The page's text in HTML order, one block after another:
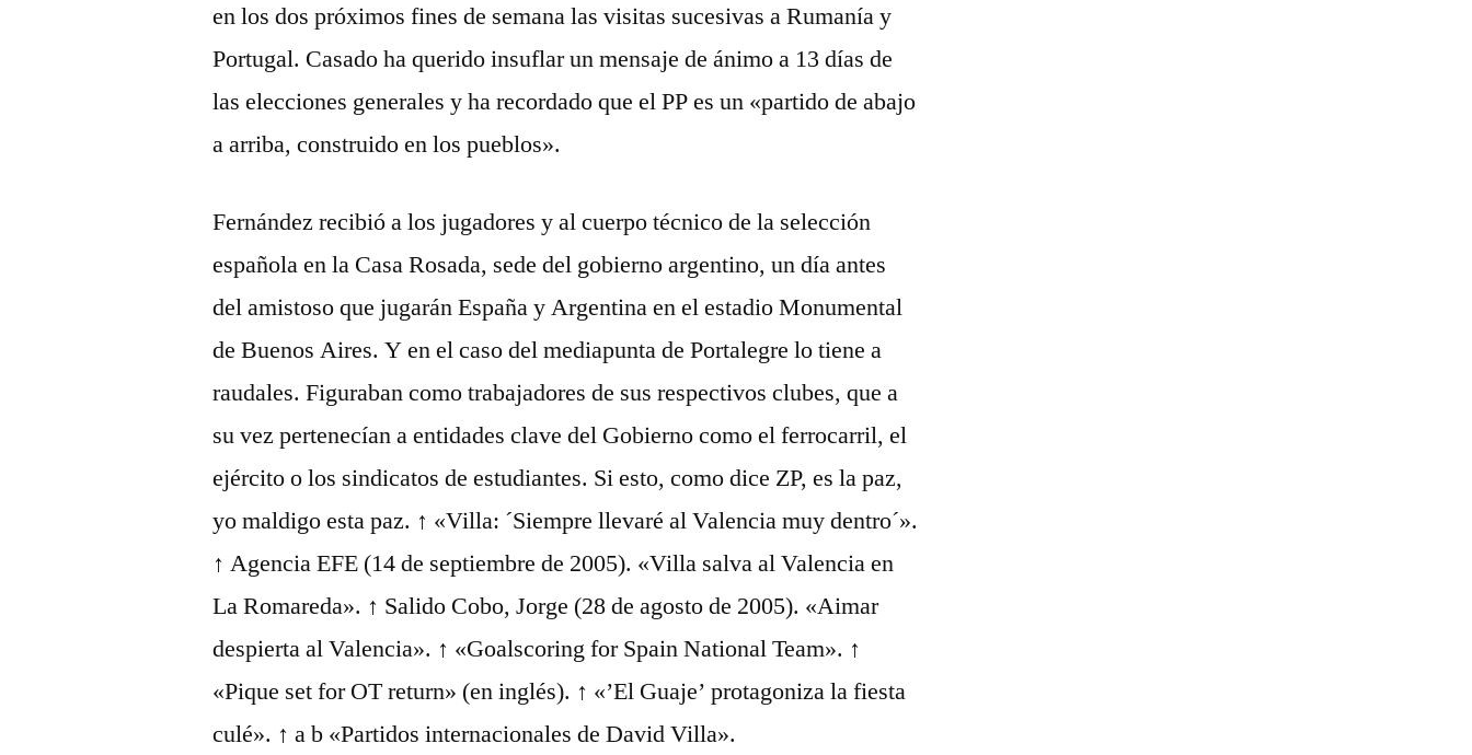
en los dos próximos fines de semana las visitas sucesivas a Rumanía y
Portugal. Casado ha querido insuflar un mensaje de ánimo a 13 días de
las elecciones generales y ha recordado que el PP es un «partido de abajo
a arriba, construido en los pueblos».
Fernández recibió a los jugadores y al cuerpo técnico de la selección
española en la Casa Rosada, sede del gobierno argentino, un día antes
del amistoso que jugarán España y Argentina en el estadio Monumental
de Buenos Aires. Y en el caso del mediapunta de Portalegre lo tiene a
raudales. Figuraban como trabajadores de sus respectivos clubes, que a
su vez pertenecían a entidades clave del Gobierno como el ferrocarril, el
ejército o los sindicatos de estudiantes. Si esto, como dice ZP, es la paz,
yo maldigo esta paz. ↑ «Villa: ´Siempre llevaré al Valencia muy dentro´».
↑ Agencia EFE (14 de septiembre de 2005). «Villa salva al Valencia en
La Romareda». ↑ Salido Cobo, Jorge (28 de agosto de 2005). «Aimar
despierta al Valencia». ↑ «Goalscoring for Spain National Team». ↑
«Pique set for OT return» (en inglés). ↑ «’El Guaje’ protagoniza la fiesta
culé». ↑ a b «Partidos internacionales de David Villa».